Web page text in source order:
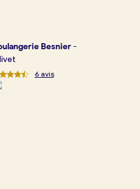
Connexion
Besnier-
6avis